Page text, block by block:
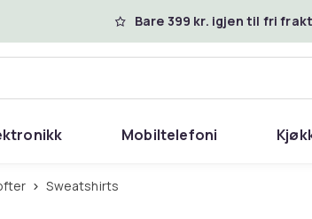
Bare 399 kr. igjen til fri
Mobiltelefoni
Sweatshirts